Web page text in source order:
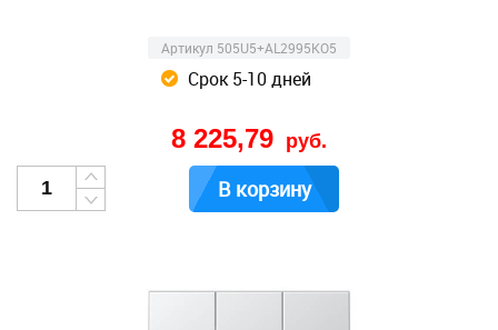
Артикул 505U5+AL2995KO5
Срок 5-10 дней
8 225,79 руб.
В корзину